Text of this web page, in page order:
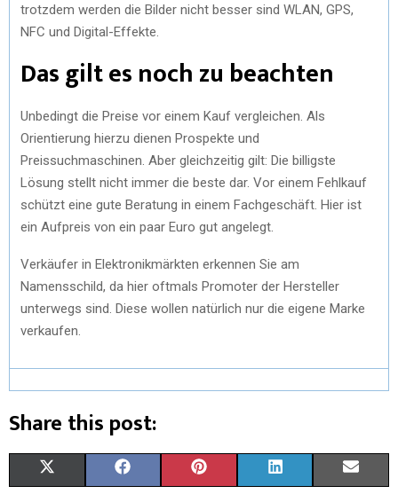
trotzdem werden die Bilder nicht besser sind WLAN, GPS,
NFC und Digital-Effekte.
Das gilt es noch zu beachten
Unbedingt die Preise vor einem Kauf vergleichen. Als
Orientierung hierzu dienen Prospekte und
Preissuchmaschinen. Aber gleichzeitig gilt: Die billigste
Lösung stellt nicht immer die beste dar. Vor einem Fehlkauf
schützt eine gute Beratung in einem Fachgeschäft. Hier ist
ein Aufpreis von ein paar Euro gut angelegt.
Verkäufer in Elektronikmärkten erkennen Sie am
Namensschild, da hier oftmals Promoter der Hersteller
unterwegs sind. Diese wollen natürlich nur die eigene Marke
verkaufen.
Share this post: